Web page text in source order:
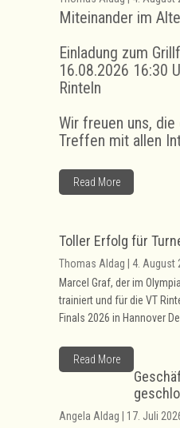
Miteinander im
Einladung zum
16.08.2026 16:30
Rinteln
Wir freuen uns,
Treffen mit allen
Read More
Toller Erfolg für
Thomas Aldag | 4. August
Marcel Graf, der im
trainiert und für die VT
Finals 2026 in Hannover
Read More
Angela Aldag | 17. Juli